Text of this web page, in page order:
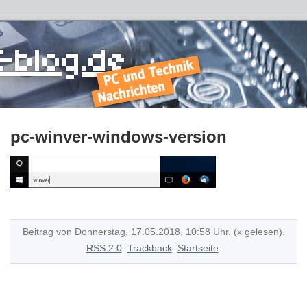
pc-winver-windows-version
Beitrag von Donnerstag, 17.05.2018, 10:58 Uhr, (x gelesen).
RSS 2.0. Trackback. Startseite.